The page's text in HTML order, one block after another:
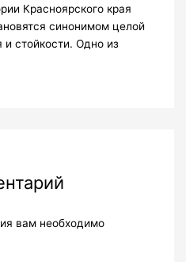
Красноярского края
синонимом целой
и стойкости. Одно из
вам необходимо